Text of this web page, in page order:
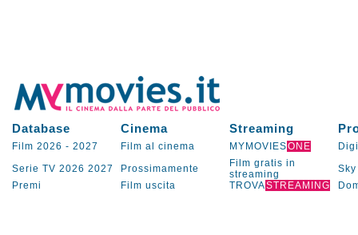
Database Cinema Streaming
Film 2026 - 2027 Film al cinema MYMOVIESONE
Serie TV 2026 2027 Prossimamente
Film gratis in
streaming
Sky
Premi
Film uscita TROVASTREAMING